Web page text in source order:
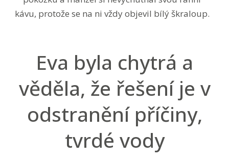
kávu, protože se na ni vždy objevil bílý škraloup.
Eva byla chytrá a
věděla, že řešení je v
odstranění příčiny,
tvrdé vody